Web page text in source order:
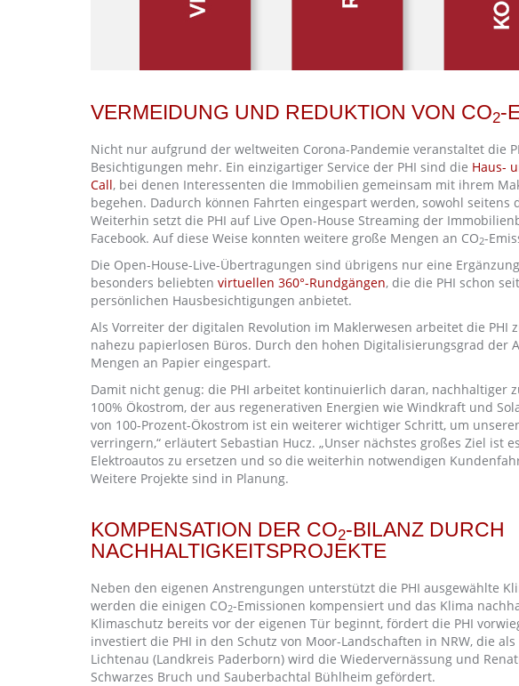
VERMEIDUNG UND REDUKTION VON CO2-
Nicht nur aufgrund der weltweiten Corona-Pandemie veranstaltet die
Besichtigungen mehr. Ein einzigartiger Service der PHI sind die Haus-
Call, bei denen Interessenten die Immobilien gemeinsam mit ihrem
begehen. Dadurch können Fahrten eingespart werden, sowohl seitens
Weiterhin setzt die PHI auf Live Open-House Streaming der
Facebook. Auf diese Weise konnten weitere große Mengen an CO2-
Die Open-House-Live-Übertragungen sind übrigens nur eine
besonders beliebten virtuellen 360°-Rundgängen, die die PHI schon
persönlichen Hausbesichtigungen anbietet.
Als Vorreiter der digitalen Revolution im Maklerwesen arbeitet die PHI
nahezu papierlosen Büros. Durch den hohen Digitalisierungsgrad der
Mengen an Papier eingespart.
Damit nicht genug: die PHI arbeitet kontinuierlich daran, nachhaltiger
100% Ökostrom, der aus regenerativen Energien wie Windkraft und
von 100-Prozent-Ökostrom ist ein weiterer wichtiger Schritt, um
verringern,“ erläutert Sebastian Hucz. „Unser nächstes großes Ziel ist
Elektroautos zu ersetzen und so die weiterhin notwendigen
Weitere Projekte sind in Planung.
KOMPENSATION DER CO2-BILANZ DURCH
NACHHALTIGKEITSPROJEKTE
Neben den eigenen Anstrengungen unterstützt die PHI ausgewählte
werden die einigen CO2-Emissionen kompensiert und das Klima
Klimaschutz bereits vor der eigenen Tür beginnt, fördert die PHI
investiert die PHI in den Schutz von Moor-Landschaften in NRW, die
Lichtenau (Landkreis Paderborn) wird die Wiedervernässung und
Schwarzes Bruch und Sauberbachtal Bühlheim gefördert.